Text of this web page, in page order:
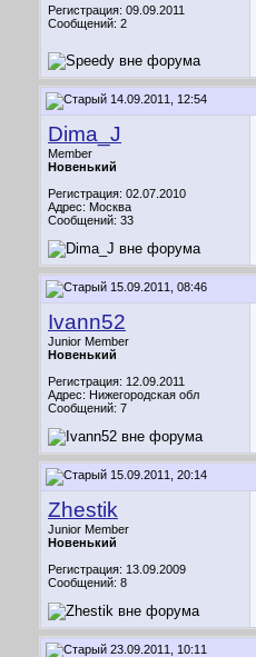
Регистрация: 09.09.2011
Сообщений: 2
14.09.2011, 12:54
Dima_J
Member
Новенький
Регистрация: 02.07.2010
Адрес: Москва
Сообщений: 33
15.09.2011, 08:46
Ivann52
Junior Member
Новенький
Регистрация: 12.09.2011
Адрес: Нижегородская обл
Сообщений: 7
15.09.2011, 20:14
Zhestik
Junior Member
Новенький
Регистрация: 13.09.2009
Сообщений: 8
23.09.2011, 10:11